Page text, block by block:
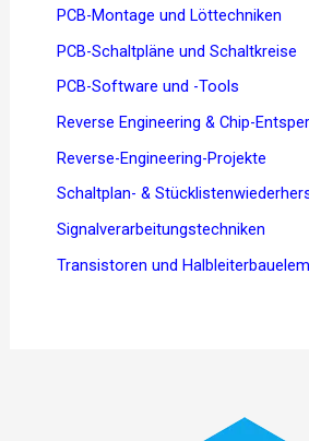
PCB-Montage und Löttechniken
PCB-Schaltpläne und Schaltkreise
PCB-Software und -Tools
Reverse Engineering & Chip-
Reverse-Engineering-Projekte
Schaltplan- &
Signalverarbeitungstechniken
Transistoren und